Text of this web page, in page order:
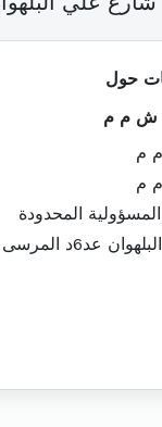
حول
ش م م
م
م
المحدودة
المرسى تونس